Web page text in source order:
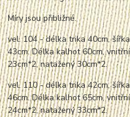
Míry jsou přibližné.
vel. 104 - délka trika 40cm,
43cm. Délka kalhot 60cm,
23cm*2,natažený 30cm*2.
vel. 110 - délka trika 42cm,
46cm. Délka kalhot 65cm,
24cm*2,natažený 33cm*2.